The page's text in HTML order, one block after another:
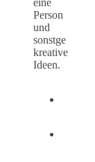
eine
Person
und
sonstge
kreative
Ideen.